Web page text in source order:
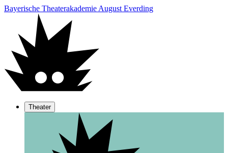
Bayerische Theaterakademie August Everding
Theater